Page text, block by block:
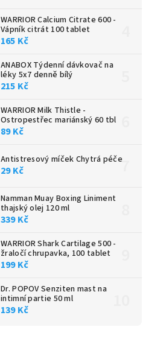
WARRIOR Calcium Citrate 600 -
Vápník citrát 100 tablet
165 Kč
ANABOX Týdenní dávkovač na
léky 5x7 denně bílý
215 Kč
WARRIOR Milk Thistle -
Ostropestřec mariánský 60 tbl
89 Kč
Antistresový míček Chytrá péče
29 Kč
Namman Muay Boxing Liniment
thajský olej 120 ml
339 Kč
WARRIOR Shark Cartilage 500 -
žraločí chrupavka, 100 tablet
199 Kč
Dr. POPOV Senziten mast na
intimní partie 50 ml
139 Kč